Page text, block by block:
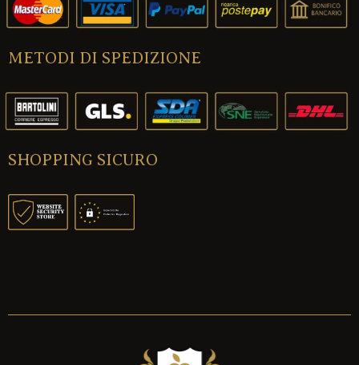
METODI DI SPEDIZIONE
SHOPPING SICURO